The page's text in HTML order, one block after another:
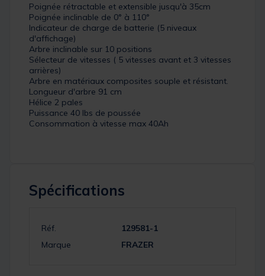
Poignée rétractable et extensible jusqu'à 35cm
Poignée inclinable de 0° à 110°
Indicateur de charge de batterie (5 niveaux
d'affichage)
Arbre inclinable sur 10 positions
Sélecteur de vitesses ( 5 vitesses avant et 3 vitesses
arrières)
Arbre en matériaux composites souple et résistant.
Longueur d'arbre 91 cm
Hélice 2 pales
Puissance 40 lbs de poussée
Consommation à vitesse max 40Ah
Spécifications
Réf.
129581-1
Marque
FRAZER